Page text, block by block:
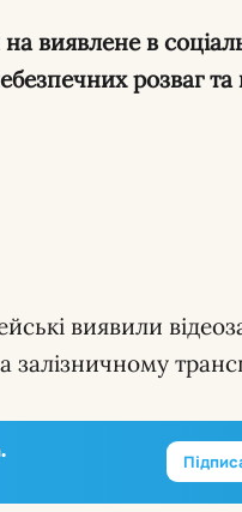
виявлене в
розваг
виявили
залізничному